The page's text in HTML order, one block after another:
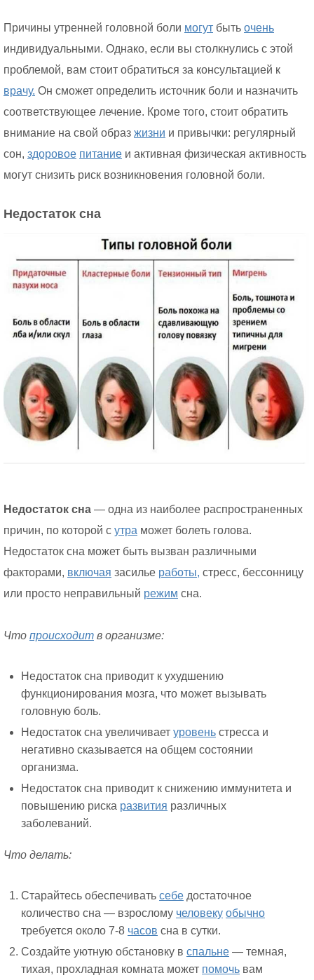
Причины утренней головной боли могут быть очень
индивидуальными. Однако, если вы столкнулись с этой
проблемой, вам стоит обратиться за консультацией к
врачу. Он сможет определить источник боли и назначить
соответствующее лечение. Кроме того, стоит обратить
внимание на свой образ жизни и привычки: регулярный
сон, здоровое питание и активная физическая активность
могут снизить риск возникновения головной боли.
Недостаток сна
Недостаток сна — одна из наиболее распространенных
причин, по которой с утра может болеть голова.
Недостаток сна может быть вызван различными
факторами, включая засилье работы, стресс, бессонницу
или просто неправильный режим сна.
Что происходит в организме:
Недостаток сна приводит к ухудшению
функционирования мозга, что может вызывать
головную боль.
Недостаток сна увеличивает уровень стресса и
негативно сказывается на общем состоянии
организма.
Недостаток сна приводит к снижению иммунитета и
повышению риска развития различных
заболеваний.
Что делать:
Старайтесь обеспечивать себе достаточное
количество сна — взрослому человеку обычно
требуется около 7-8 часов сна в сутки.
Создайте уютную обстановку в спальне — темная,
тихая, прохладная комната может помочь вам